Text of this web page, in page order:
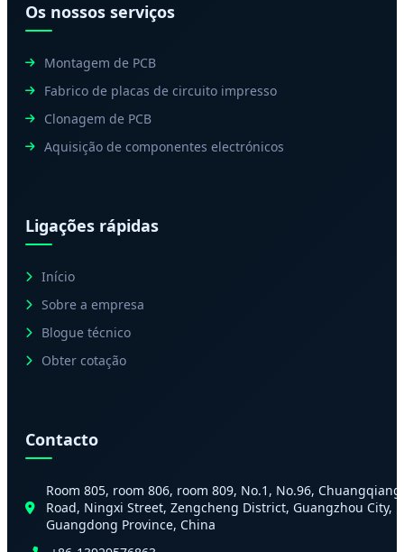
Os nossos serviços
Montagem de PCB
Fabrico de placas de circuito impresso
Clonagem de PCB
Aquisição de componentes electrónicos
Ligações rápidas
Início
Sobre a empresa
Blogue técnico
Obter cotação
Contacto
Room 805, room 806, room 809, No.1, No.96, Chuangqiang
Road, Ningxi Street, Zengcheng District, Guangzhou City,
Guangdong Province, China